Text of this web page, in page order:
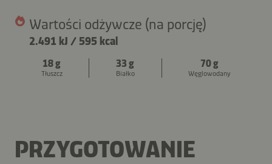
Wartości odżywcze (na porcję)
2.491 kJ / 595 kcal
18 g
Tłuszcz
33 g
Białko
70 g
Węglowodany
PRZYGOTOWANIE